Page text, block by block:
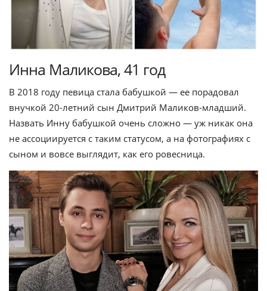
Инна Маликова, 41 год
В 2018 году певица стала бабушкой — ее порадовал
внучкой 20-летний сын Дмитрий Маликов-младший.
Назвать Инну бабушкой очень сложно — уж никак она
не ассоциируется с таким статусом, а на фотографиях с
сыном и вовсе выглядит, как его ровесница.